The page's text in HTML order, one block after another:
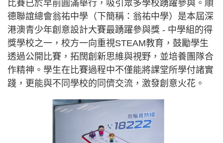
比賽已於早前圓滿舉行，吸引眾多學校踴躍參與。順
德聯誼總會翁祐中學（下簡稱：翁祐中學）是本屆深
港澳青少年創意設計大賽最踴躍參與獎 - 中學組的得
獎學校之一，校方一向重視STEAM教育，鼓勵學生
透過公開比賽，拓闊創新思維與視野，並培養團隊合
作精神。學生在比賽過程中不僅能將課堂所學付諸實
踐，更能與不同學校的同儕交流，激發創意火花。